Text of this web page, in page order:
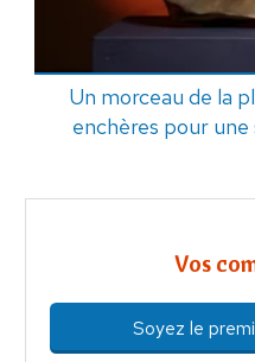
Un morceau de la
enchères pour
Vos
Soyez le